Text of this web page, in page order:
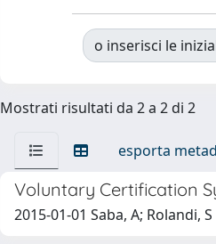
o inserisci le
Mostrati risultati da 2 a 2 di 2
esporta
Voluntary Certification
2015-01-01 Saba, A; Rolandi, S